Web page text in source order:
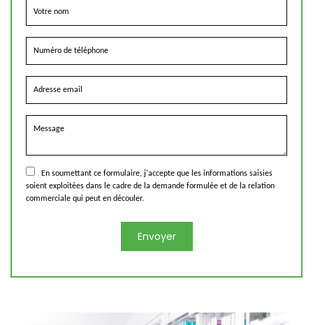
En soumettant ce formulaire, j'accepte que les informations saisies
soient exploitées dans le cadre de la demande formulée et de la relation
commerciale qui peut en découler.